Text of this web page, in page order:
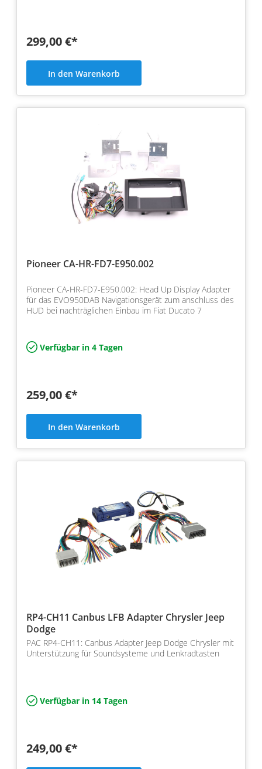
299,00 €*
In den Warenkorb
Pioneer CA-HR-FD7-E950.002
Pioneer CA-HR-FD7-E950.002: Head Up Display Adapter
für das EVO950DAB Navigationsgerät zum anschluss des
HUD bei nachträglichen Einbau im Fiat Ducato 7
Verfügbar in 4 Tagen
259,00 €*
In den Warenkorb
RP4-CH11 Canbus LFB Adapter Chrysler Jeep
Dodge
PAC RP4-CH11: Canbus Adapter Jeep Dodge Chrysler mit
Unterstützung für Soundsysteme und Lenkradtasten
Verfügbar in 14 Tagen
249,00 €*